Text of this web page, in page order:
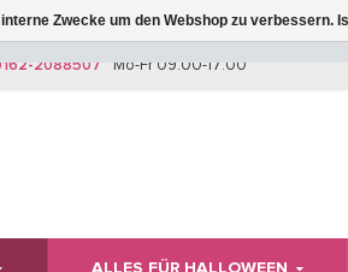
Wir haben
2088507 Mo-Fr 09:00-17:00
ALLES FÜR HALLOWEEN
Zwecke um den Webshop zu verbessern.